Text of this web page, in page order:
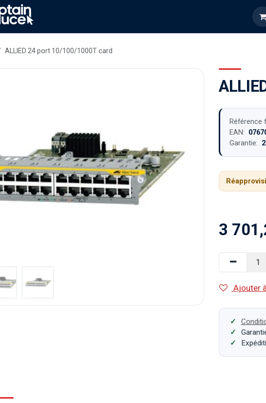
ALLIED 24 port 10/100/1000T card
Référence
EAN:
Garantie:
3
Ajouter